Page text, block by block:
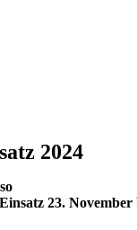
2024
23. November